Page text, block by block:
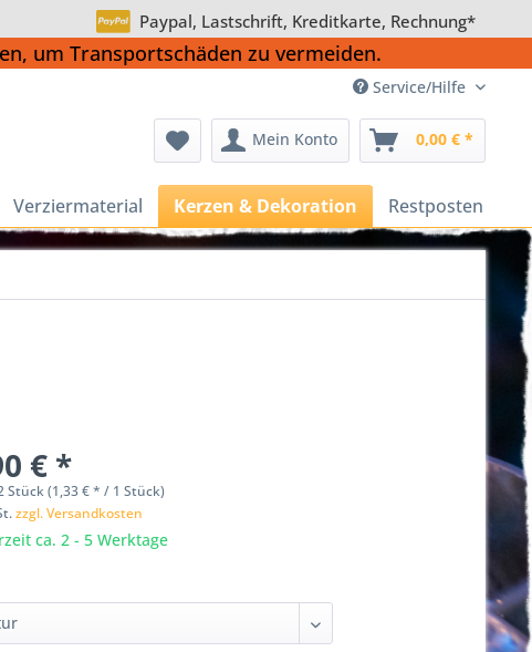
Paypal, Lastschrift, Kreditkarte, Rechnung*
um Transportschäden zu vermeiden.
Service/Hilfe
Mein Konto 0,00 € *
Verziermaterial Kerzen & Dekoration Restposten
€ *
Stück (1,33 € * / 1 Stück)
zzgl. Versandkosten
ca. 2 - 5 Werktage